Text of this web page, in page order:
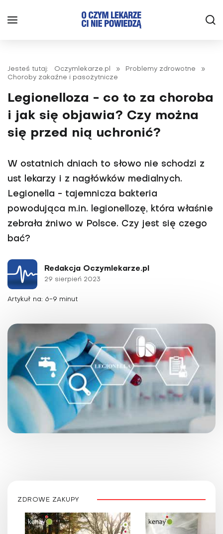
Jesteś tutaj: Oczymlekarze.pl » Problemy zdrowotne
»
Choroby zakaźne i pasożytnicze
Legionelloza - co to za choroba
i jak się objawia? Czy można
się przed nią uchronić?
W ostatnich dniach to słowo nie schodzi z
ust lekarzy i z nagłówków medialnych.
Legionella - tajemnicza bakteria
powodująca m.in. legionellozę, która właśnie
zebrała żniwo w Polsce. Czy jest się czego
bać?
Redakcja Oczymlekarze.pl
29 sierpień 2023
Artykuł na: 6-9 minut
ZDROWE ZAKUPY